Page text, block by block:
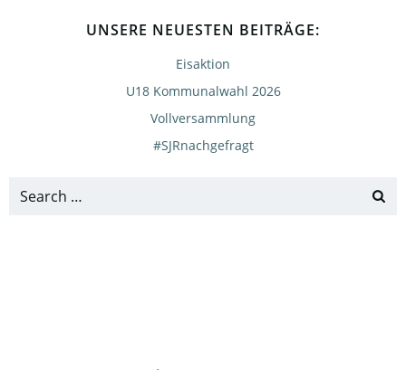
UNSERE NEUESTEN BEITRÄGE:
Eisaktion
U18 Kommunalwahl 2026
Vollversammlung
#SJRnachgefragt